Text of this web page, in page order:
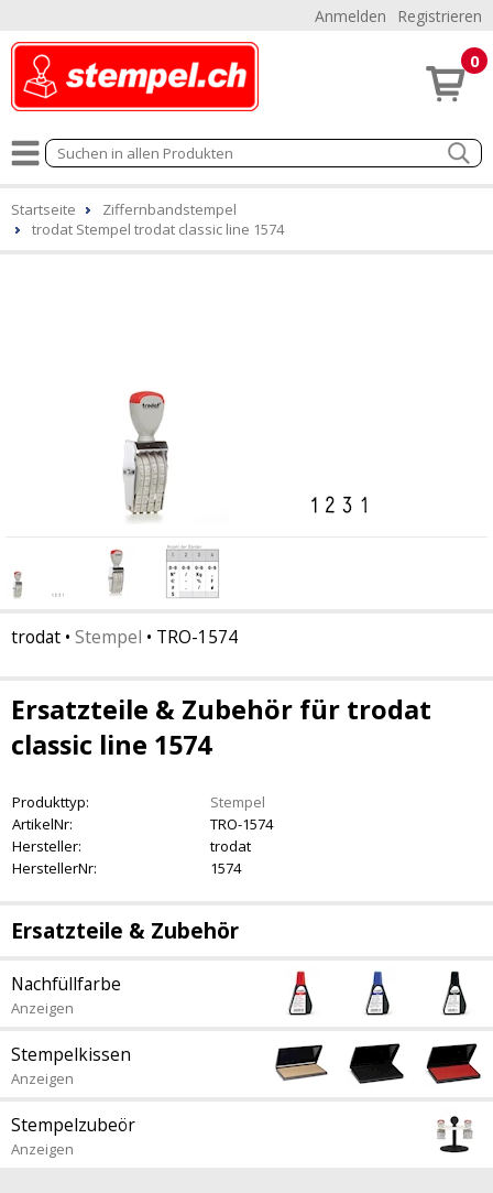
Anmelden Registrieren
0
Startseite
Ziffernbandstempel
trodat Stempel trodat classic line 1574
trodat • Stempel • TRO-1574
Ersatzteile & Zubehör für trodat
classic line 1574
Produkttyp:
Stempel
ArtikelNr:
TRO-1574
Hersteller:
trodat
HerstellerNr:
1574
Ersatzteile & Zubehör
Nachfüllfarbe
Anzeigen
Stempelkissen
Anzeigen
Stempelzubeör
Anzeigen